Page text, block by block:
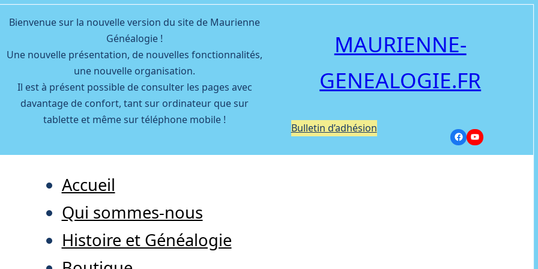
Bienvenue sur la nouvelle version du site de Maurienne
Généalogie !
Une nouvelle présentation, de nouvelles fonctionnalités,
une nouvelle organisation.
Il est à présent possible de consulter les pages avec
davantage de confort, tant sur ordinateur que sur
tablette et même sur téléphone mobile !
MAURIENNE-
GENEALOGIE.FR
Bulletin d’adhésion
Accueil
Qui sommes-nous
Histoire et Généalogie